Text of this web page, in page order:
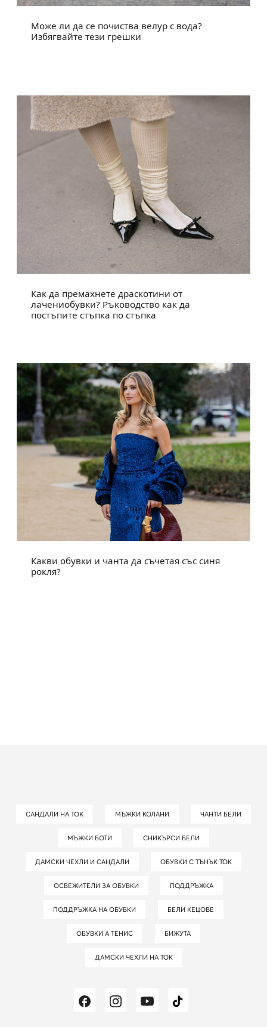
Може ли да се почиства велур с вода?
Избягвайте тези грешки
Как да премахнете драскотини от
лачениобувки? Ръководство как да
постъпите стъпка по стъпка
Какви обувки и чанта да съчетая със синя
рокля?
САНДАЛИ НА ТОК МЪЖКИ КОЛАНИ ЧАНТИ БЕЛИ
МЪЖКИ БОТИ СНИКЪРСИ БЕЛИ
ДАМСКИ ЧЕХЛИ И САНДАЛИ ОБУВКИ С ТЪНЪК ТОК
ОСВЕЖИТЕЛИ ЗА ОБУВКИ ПОДДРЪЖКА
ПОДДРЪЖКА НА ОБУВКИ БЕЛИ КЕЦОВЕ
ОБУВКИ А ТЕНИС БИЖУТА
ДАМСКИ ЧЕХЛИ НА ТОК